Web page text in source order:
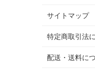
サイトマップ
特定商取引法
配送・送料に